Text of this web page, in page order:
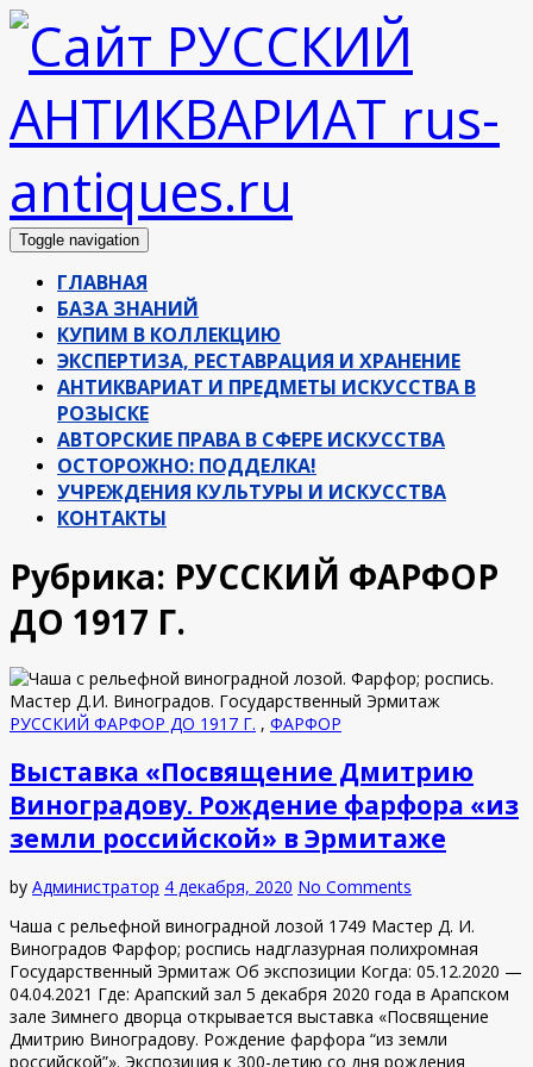
Toggle navigation
ГЛАВНАЯ
БАЗА ЗНАНИЙ
КУПИМ В КОЛЛЕКЦИЮ
ЭКСПЕРТИЗА, РЕСТАВРАЦИЯ И ХРАНЕНИЕ
АНТИКВАРИАТ И ПРЕДМЕТЫ ИСКУССТВА В
РОЗЫСКЕ
АВТОРСКИЕ ПРАВА В СФЕРЕ ИСКУССТВА
ОСТОРОЖНО: ПОДДЕЛКА!
УЧРЕЖДЕНИЯ КУЛЬТУРЫ И ИСКУССТВА
КОНТАКТЫ
Рубрика: РУССКИЙ ФАРФОР
ДО 1917 Г.
РУССКИЙ ФАРФОР ДО 1917 Г. , ФАРФОР
Выставка «Посвящение Дмитрию
Виноградову. Рождение фарфора «из
земли российской» в Эрмитаже
by Администратор 4 декабря, 2020 No Comments
Чаша с рельефной виноградной лозой 1749 Мастер Д. И.
Виноградов Фарфор; роспись надглазурная полихромная
Государственный Эрмитаж Об экспозиции Когда: 05.12.2020 —
04.04.2021 Где: Арапский зал 5 декабря 2020 года в Арапском
зале Зимнего дворца открывается выставка «Посвящение
Дмитрию Виноградову. Рождение фарфора “из земли
российской”». Экспозиция к 300-летию со дня рождения